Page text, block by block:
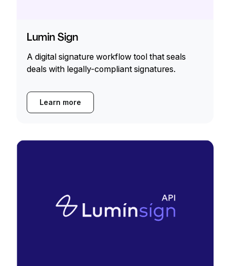
Lumin Sign
A digital signature workflow tool that seals
deals with legally-compliant signatures.
Learn more